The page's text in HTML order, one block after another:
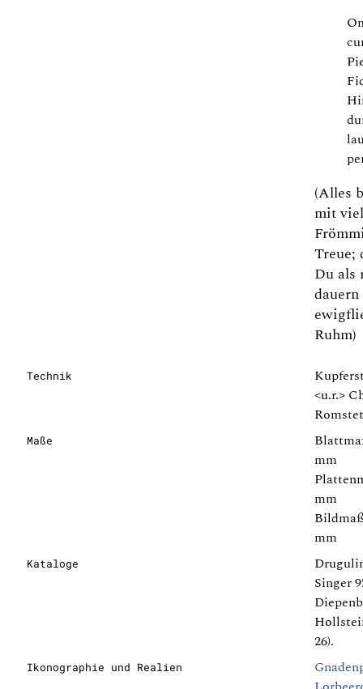
(Alles
mit
Treue;
Du als
Ruhm)
Technik
<u.r.>
Maße
mm
mm
mm
Kataloge
Singer
26).
Ikonographie und Realien